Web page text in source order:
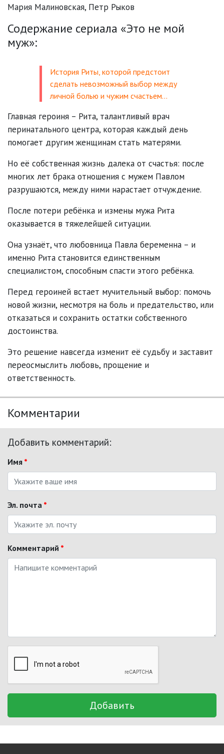
Мария Малиновская, Петр Рыков
Содержание сериала «Это не мой
муж»:
История Риты, которой предстоит
сделать невозможный выбор между
личной болью и чужим счастьем…
Главная героиня – Рита, талантливый врач
перинатального центра, которая каждый день
помогает другим женщинам стать матерями.
Но её собственная жизнь далека от счастья: после
многих лет брака отношения с мужем Павлом
разрушаются, между ними нарастает отчуждение.
После потери ребёнка и измены мужа Рита
оказывается в тяжелейшей ситуации.
Она узнаёт, что любовница Павла беременна – и
именно Рита становится единственным
специалистом, способным спасти этого ребёнка.
Перед героиней встает мучительный выбор: помочь
новой жизни, несмотря на боль и предательство, или
отказаться и сохранить остатки собственного
достоинства.
Это решение навсегда изменит её судьбу и заставит
переосмыслить любовь, прощение и
ответственность.
Комментарии
Добавить комментарий:
Имя *
Эл. почта *
Комментарий *
Добавить